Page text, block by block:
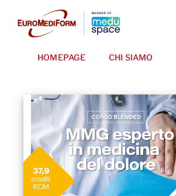
contenuto
HOMEPAGE CHI SIAMO